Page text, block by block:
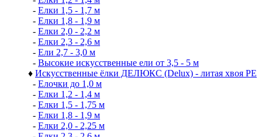
- Елки 1,5 - 1,7 м
- Елки 1,8 - 1,9 м
- Елки 2,0 - 2,2 м
- Елки 2,3 - 2,6 м
- Ели 2,7 - 3,0 м
- Высокие искусственные ели от 3,5 - 5 м
♦ Искусственные ёлки ДЕЛЮКС (Delux) - литая хвоя РЕ
- Елочки до 1,0 м
- Елки 1,2 - 1,4 м
- Елки 1,5 - 1,75 м
- Елки 1,8 - 1,9 м
- Елки 2,0 - 2,25 м